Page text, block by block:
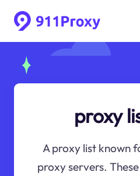
proxy
A proxy list known
proxy servers.